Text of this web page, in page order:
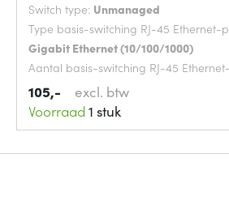
Switch type: Unmanaged
Type basis-switching RJ-45 Ethernet-
Gigabit Ethernet (10/100/1000)
Aantal basis-switching RJ-45 Ethernet-
poorten: 4
MAC-adrestabel:
105,-
excl. btw
Voorraad 1 stuk